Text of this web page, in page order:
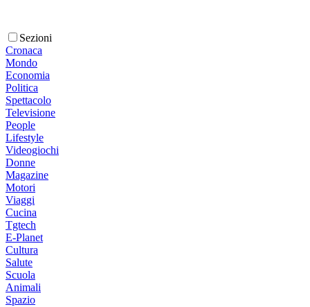
Sezioni
Cronaca
Mondo
Economia
Politica
Spettacolo
Televisione
People
Lifestyle
Videogiochi
Donne
Magazine
Motori
Viaggi
Cucina
Tgtech
E-Planet
Cultura
Salute
Scuola
Animali
Spazio